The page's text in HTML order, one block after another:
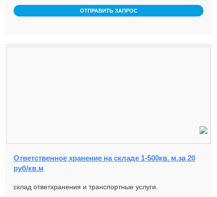
ОТПРАВИТЬ ЗАПРОС
Ответственное хранение на складе 1-500кв. м.за 20
руб/кв.м
склад ответхранения и транспортные услуги.